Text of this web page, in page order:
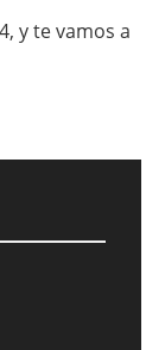
y te vamos a